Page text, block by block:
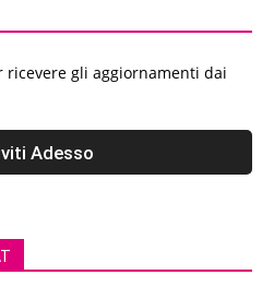
gli aggiornamenti dai